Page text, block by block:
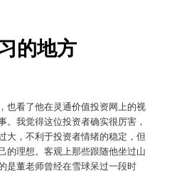
的地方
也看了他在灵通价值投资网上的视
。我觉得这位投资者确实很厉害，
大，不利于投资者情绪的稳定，但
的理想。客观上那些跟随他坐过山
是董老师曾经在雪球呆过一段时